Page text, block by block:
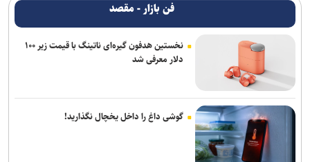
فن بازار - مقصد
نخستین هدفون گیره‌ای ناتینگ با قیمت زیر ۱۰۰
دلار معرفی شد
گوشی داغ را داخل یخچال نگذارید!